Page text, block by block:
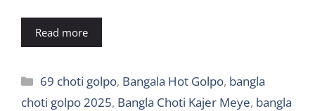
Read more
Categories
69 choti golpo, Bangala Hot Golpo, bangla
choti golpo 2025, Bangla Choti Kajer Meye, bangla